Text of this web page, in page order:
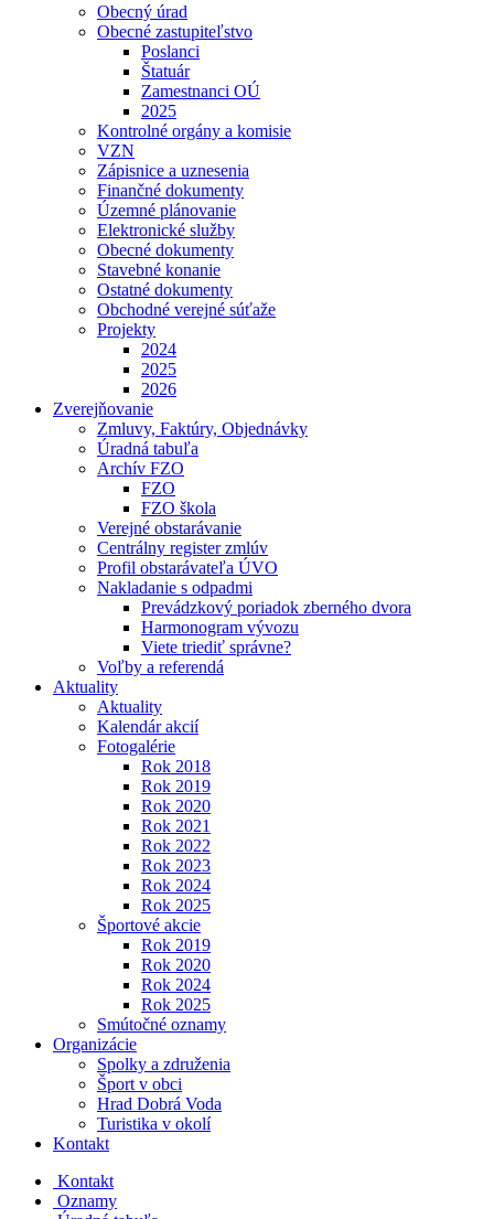
Obecný úrad
Obecné zastupiteľstvo
Poslanci
Štatuár
Zamestnanci OÚ
2025
Kontrolné orgány a komisie
VZN
Zápisnice a uznesenia
Finančné dokumenty
Územné plánovanie
Elektronické služby
Obecné dokumenty
Stavebné konanie
Ostatné dokumenty
Obchodné verejné súťaže
Projekty
2024
2025
2026
Zverejňovanie
Zmluvy, Faktúry, Objednávky
Úradná tabuľa
Archív FZO
FZO
FZO škola
Verejné obstarávanie
Centrálny register zmlúv
Profil obstarávateľa ÚVO
Nakladanie s odpadmi
Prevádzkový poriadok zberného dvora
Harmonogram vývozu
Viete triediť správne?
Voľby a referendá
Aktuality
Aktuality
Kalendár akcií
Fotogalérie
Rok 2018
Rok 2019
Rok 2020
Rok 2021
Rok 2022
Rok 2023
Rok 2024
Rok 2025
Športové akcie
Rok 2019
Rok 2020
Rok 2024
Rok 2025
Smútočné oznamy
Organizácie
Spolky a združenia
Šport v obci
Hrad Dobrá Voda
Turistika v okolí
Kontakt
Kontakt
Oznamy